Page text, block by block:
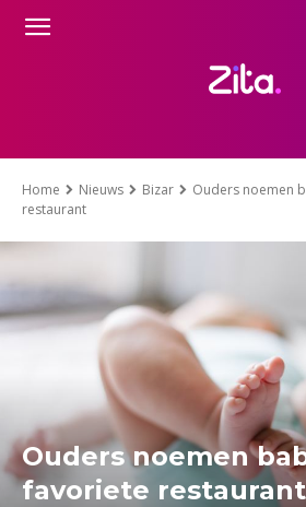
Home Nieuws Bizar
Ouders noemen
restaurant
Ouders noemen
favoriete restaurant